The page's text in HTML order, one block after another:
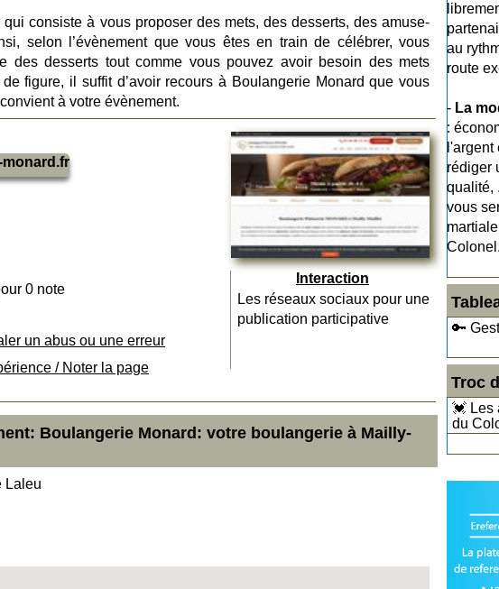
au
route
- La
:
rédiger
qualité,
vous
Colonel.
🔑
Troc
💓 Les
du
consiste à vous proposer des mets, des desserts, des amuse-
selon l’évènement que vous êtes en train de célébrer, vous
des desserts tout comme vous pouvez avoir besoin des mets
figure, il suffit d’avoir recours à Boulangerie Monard que vous
à votre évènement.
0 note
un abus ou une erreur
/ Noter la page
Interaction
Les réseaux sociaux pour une
publication participative
Boulangerie Monard: votre boulangerie à Mailly-
Laleu